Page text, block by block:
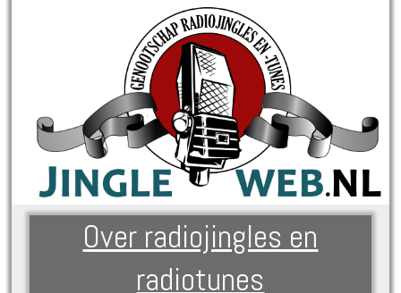
Over radiojingles en
radiotunes